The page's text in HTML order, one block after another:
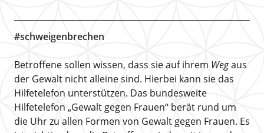
#schweigenbrechen
Betroffene sollen wissen, dass sie auf ihrem Wegaus
der Gewalt nicht alleine sind. Hierbei kann sie das
Hilfetelefon unterstützen. Das bundesweite
Hilfetelefon „Gewalt gegen Frauen“ berät rund um
die Uhr zu allen Formen von Gewalt gegen Frauen. Es